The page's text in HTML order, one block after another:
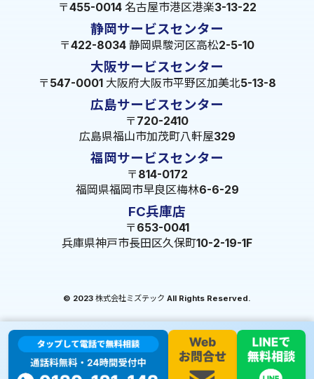
〒455-0014 名古屋市港区港楽3-13-22
静岡サービスセンター
〒422-8034 静岡県駿河区高松2-5-10
大阪サービスセンター
〒547-0001 大阪府大阪市平野区加美北5-13-8
広島サービスセンター
〒720-2410
広島県福山市加茂町八軒屋329
福岡サービスセンター
〒814-0172
福岡県福岡市早良区梅林6-6-29
FC兵庫店
〒653-0041
兵庫県神戸市長田区久保町10-2-19-1F
© 2023 株式会社ミズテック All Rights Reserved.